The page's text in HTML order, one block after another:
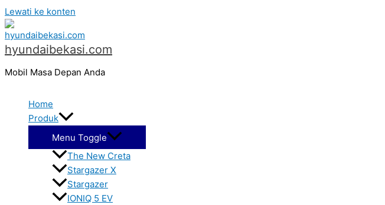
Lewati ke konten
hyundaibekasi.com
Mobil Masa Depan Anda
Home
Produk
Menu Toggle
The New Creta
Stargazer X
Stargazer
IONIQ 5 EV